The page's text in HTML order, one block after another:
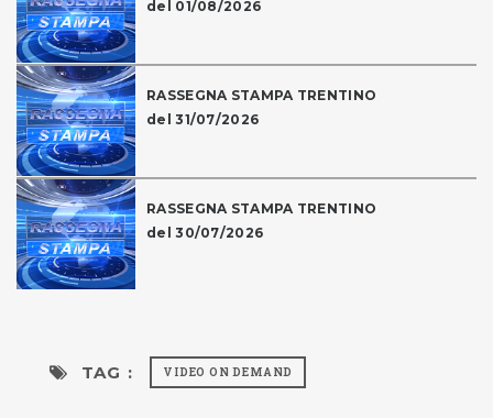
del 01/08/2026
RASSEGNA STAMPA TRENTINO
del 31/07/2026
RASSEGNA STAMPA TRENTINO
del 30/07/2026
TAG : VIDEO ON DEMAND